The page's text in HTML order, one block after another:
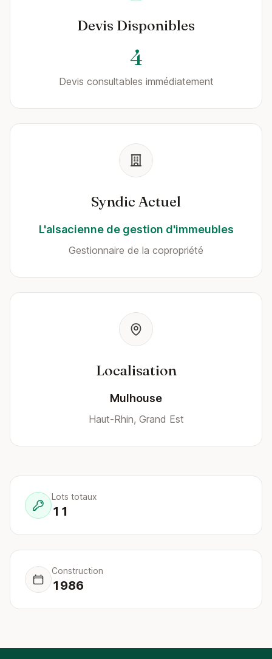
Devis Disponibles
4
Devis consultables immédiatement
Syndic Actuel
L'alsacienne de gestion d'immeubles
Gestionnaire de la copropriété
Localisation
Mulhouse
Haut-Rhin, Grand Est
Lots totaux
11
Construction
1986